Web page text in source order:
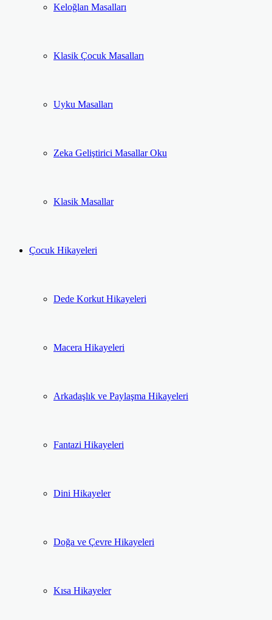
Keloğlan Masalları
Klasik Çocuk Masalları
Uyku Masalları
Zeka Geliştirici Masallar Oku
Klasik Masallar
Çocuk Hikayeleri
Dede Korkut Hikayeleri
Macera Hikayeleri
Arkadaşlık ve Paylaşma Hikayeleri
Fantazi Hikayeleri
Dini Hikayeler
Doğa ve Çevre Hikayeleri
Kısa Hikayeler